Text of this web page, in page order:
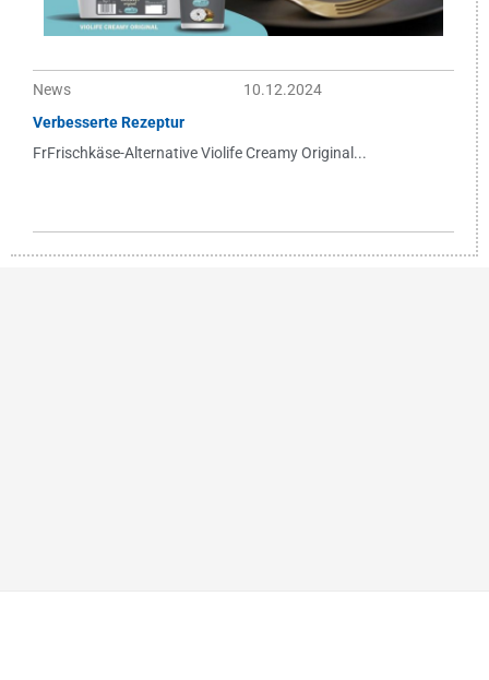
News
10.12.2024
Verbesserte Rezeptur
FrFrischkäse-Alternative Violife Creamy Original...